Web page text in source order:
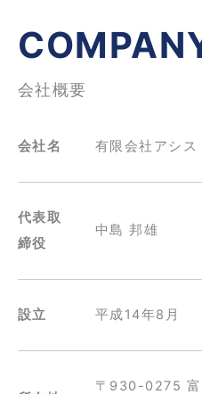
会社概要
会社名 有限会社アシス
代表取
締役
中島 邦雄
設立 平成14年8月
〒930-0275 富